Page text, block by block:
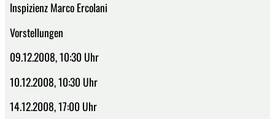
Inspizienz Marco Ercolani
Vorstellungen
09.12.2008, 10:30 Uhr
10.12.2008, 10:30 Uhr
14.12.2008, 17:00 Uhr